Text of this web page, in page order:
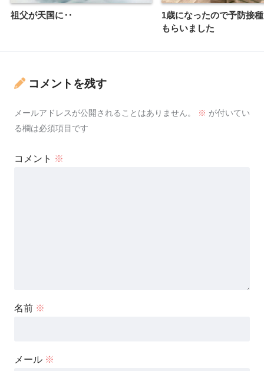
祖父が天国に‥
1歳になったので予防接
もらいました
コメントを残す
メールアドレスが公開されることはありません。 ※ が付いてい
る欄は必須項目です
コメント ※
名前 ※
メール ※